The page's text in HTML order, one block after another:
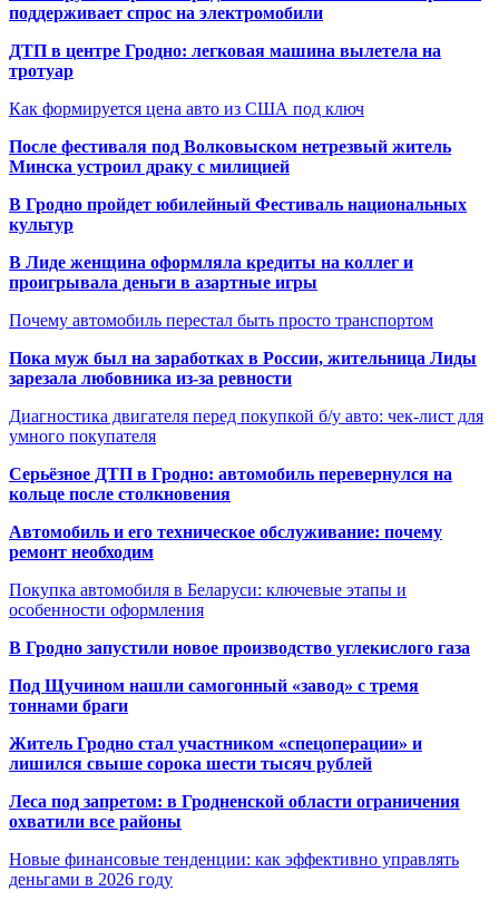
поддерживает спрос на электромобили
ДТП в центре Гродно: легковая машина вылетела на
тротуар
Как формируется цена авто из США под ключ
После фестиваля под Волковыском нетрезвый житель
Минска устроил драку с милицией
В Гродно пройдет юбилейный Фестиваль национальных
культур
В Лиде женщина оформляла кредиты на коллег и
проигрывала деньги в азартные игры
Почему автомобиль перестал быть просто транспортом
Пока муж был на заработках в России, жительница Лиды
зарезала любовника из-за ревности
Диагностика двигателя перед покупкой б/у авто: чек-лист для
умного покупателя
Серьёзное ДТП в Гродно: автомобиль перевернулся на
кольце после столкновения
Автомобиль и его техническое обслуживание: почему
ремонт необходим
Покупка автомобиля в Беларуси: ключевые этапы и
особенности оформления
В Гродно запустили новое производство углекислого газа
Под Щучином нашли самогонный «завод» с тремя
тоннами браги
Житель Гродно стал участником «спецоперации» и
лишился свыше сорока шести тысяч рублей
Леса под запретом: в Гродненской области ограничения
охватили все районы
Новые финансовые тенденции: как эффективно управлять
деньгами в 2026 году